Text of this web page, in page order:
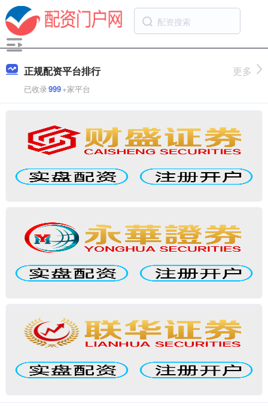
正规配资平台排行
已收录999+家平台
更多